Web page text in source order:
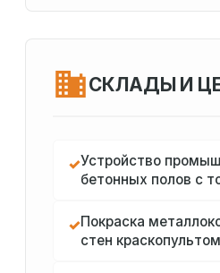
СКЛАДЫ И
✓Устройство
бетонных полов с
✓Покраска
стен краскопультом